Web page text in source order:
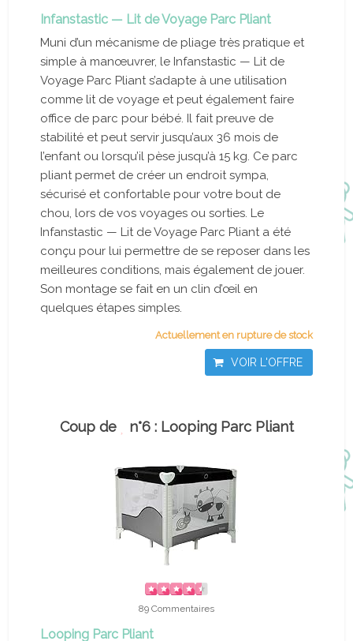
Infanstastic — Lit de Voyage Parc Pliant
Muni d’un mécanisme de pliage très pratique et
simple à manœuvrer, le Infanstastic — Lit de
Voyage Parc Pliant s’adapte à une utilisation
comme lit de voyage et peut également faire
office de parc pour bébé. Il fait preuve de
stabilité et peut servir jusqu’aux 36 mois de
l’enfant ou lorsqu’il pèse jusqu’à 15 kg. Ce parc
pliant permet de créer un endroit sympa,
sécurisé et confortable pour votre bout de
chou, lors de vos voyages ou sorties. Le
Infanstastic — Lit de Voyage Parc Pliant a été
conçu pour lui permettre de se reposer dans les
meilleures conditions, mais également de jouer.
Son montage se fait en un clin d’œil en
quelques étapes simples.
Actuellement en rupture de stock
VOIR L'OFFRE
Coup de n°6 : Looping Parc Pliant
89 Commentaires
Looping Parc Pliant